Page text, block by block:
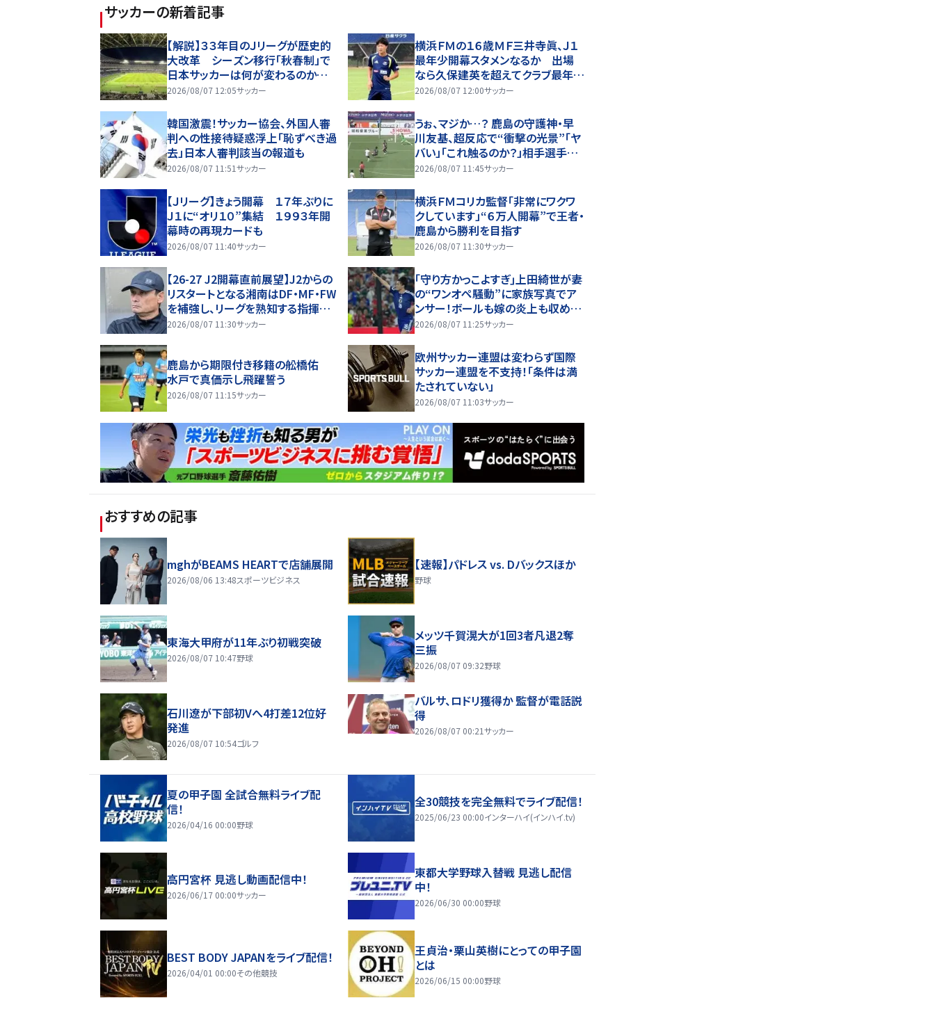
サッカーの新着記事
【解説】３３年目のＪリーグが歴史的
大改革 シーズン移行「秋春制」で
日本サッカーは何が変わるのか…７
日開幕
2026/08/07 12:05サッカー
横浜ＦＭの１６歳ＭＦ三井寺眞、Ｊ１
最年少開幕スタメンなるか 出場
なら久保建英を超えてクラブ最年少
＆歴代４位
2026/08/07 12:00サッカー
韓国激震！サッカー協会、外国人審
判への性接待疑惑浮上「恥ずべき過
去」日本人審判該当の報道も
2026/08/07 11:51サッカー
うぉ、マジか…？ 鹿島の守護神・早
川友基、超反応で“衝撃の光景”「ヤ
バい」「これ触るのか？」相手選手ド
ン引き→右手一本“スーパーセー
2026/08/07 11:45サッカー
【Ｊリーグ】きょう開幕 １７年ぶりに
Ｊ１に“オリ１０”集結 １９９３年開
幕時の再現カードも
2026/08/07 11:40サッカー
横浜ＦＭコリカ監督「非常にワクワ
クしています」“６万人開幕”で王者・
鹿島から勝利を目指す
2026/08/07 11:30サッカー
【26-27 J2開幕直前展望】J2からの
リスタートとなる湘南はDF・MF・FW
を補強し、リーグを熟知する指揮官
の存在も強みに(1)
2026/08/07 11:30サッカー
｢守り方かっこよすぎ｣上田綺世が妻
の“ワンオペ騒動”に家族写真でア
ンサー！ボールも嫁の炎上も収め
る“神対応”に新婚の板倉、久保、長
2026/08/07 11:25サッカー
鹿島から期限付き移籍の舩橋佑
水戸で真価示し飛躍誓う
2026/08/07 11:15サッカー
欧州サッカー連盟は変わらず国際
サッカー連盟を不支持！「条件は満
たされていない」
2026/08/07 11:03サッカー
おすすめの記事
mghがBEAMS HEARTで店舗展開
2026/08/06 13:48スポーツビジネス
【速報】パドレス vs. Dバックスほか
野球
東海大甲府が11年ぶり初戦突破
2026/08/07 10:47野球
メッツ千賀滉大が1回3者凡退2奪
三振
2026/08/07 09:32野球
石川遼が下部初Vへ4打差12位好
発進
2026/08/07 10:54ゴルフ
バルサ、ロドリ獲得か 監督が電話説
得
2026/08/07 00:21サッカー
夏の甲子園 全試合無料ライブ配
信！
2026/04/16 00:00野球
全30競技を完全無料でライブ配信！
2025/06/23 00:00インターハイ(インハイ.tv)
高円宮杯 見逃し動画配信中！
2026/06/17 00:00サッカー
東都大学野球入替戦 見逃し配信
中！
2026/06/30 00:00野球
BEST BODY JAPANをライブ配信！
2026/04/01 00:00その他競技
王貞治・栗山英樹にとっての甲子園
とは
2026/06/15 00:00野球